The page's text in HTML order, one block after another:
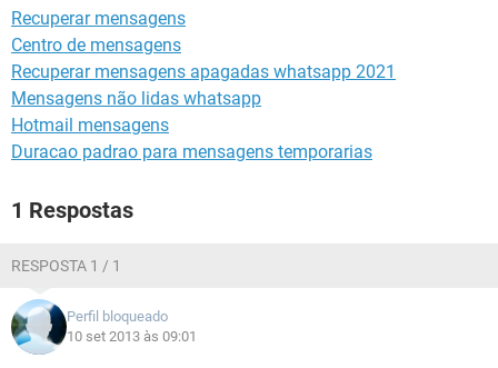
Recuperar mensagens
Centro de mensagens
Recuperar mensagens apagadas whatsapp 2021
Mensagens não lidas whatsapp
Hotmail mensagens
Duracao padrao para mensagens temporarias
1 Respostas
RESPOSTA 1 / 1
Perfil bloqueado
10 set 2013 às 09:01